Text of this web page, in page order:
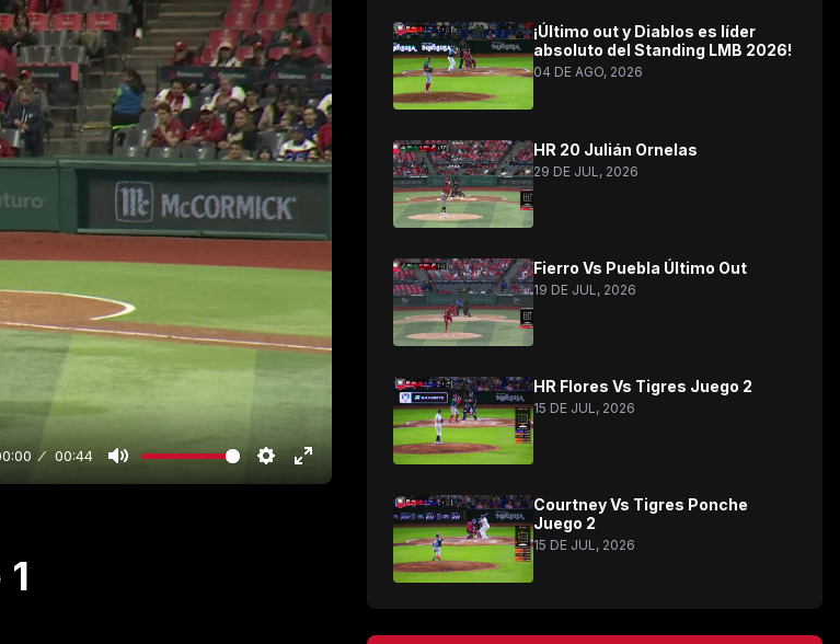
00:44
¡Último out y Diablos es líder
absoluto del Standing LMB 2026!
04 DE AGO, 2026
HR 20 Julián Ornelas
29 DE JUL, 2026
Fierro Vs Puebla Último Out
19 DE JUL, 2026
HR Flores Vs Tigres Juego 2
15 DE JUL, 2026
Courtney Vs Tigres Ponche
Juego 2
15 DE JUL, 2026